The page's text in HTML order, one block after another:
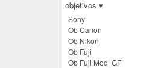
objetivos ▾
Sony
Ob Canon
Ob Nikon
Ob Fuji
Ob Fuji Mod GF